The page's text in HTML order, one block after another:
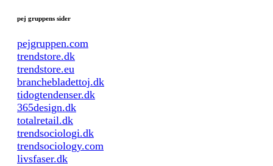
pej gruppens sider
pejgruppen.com
trendstore.dk
trendstore.eu
branchebladettoj.dk
tidogtendenser.dk
365design.dk
totalretail.dk
trendsociologi.dk
trendsociology.com
livsfaser.dk